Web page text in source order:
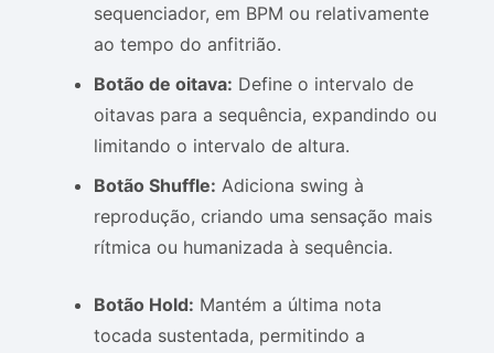
sequenciador, em BPM ou relativamente
ao tempo do anfitrião.
Botão de oitava: Define o intervalo de
oitavas para a sequência, expandindo ou
limitando o intervalo de altura.
Botão Shuffle: Adiciona swing à
reprodução, criando uma sensação mais
rítmica ou humanizada à sequência.
Botão Hold: Mantém a última nota
tocada sustentada, permitindo a